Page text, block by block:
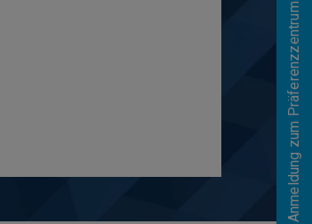
Anmeldung zum Präferenzzentrum